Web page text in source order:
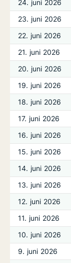
24. juni 2026
23. juni 2026
22. juni 2026
21. juni 2026
20. juni 2026
19. juni 2026
18. juni 2026
17. juni 2026
16. juni 2026
15. juni 2026
14. juni 2026
13. juni 2026
12. juni 2026
11. juni 2026
10. juni 2026
9. juni 2026